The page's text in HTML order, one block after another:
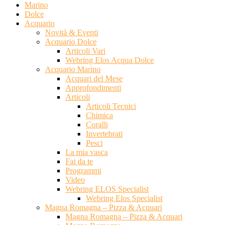
Marino
Dolce
Acquario
Novità & Eventi
Acquario Dolce
Articoli Vari
Webring Elos Acqua Dolce
Acquario Marino
Acquari del Mese
Approfondimenti
Articoli
Articoli Tecnici
Chimica
Coralli
Invertebrati
Pesci
La mia vasca
Fai da te
Programmi
Video
Webring ELOS Specialist
Webring Elos Specialist
Magna Romagna – Pizza & Acquari
Magna Romagna – Pizza & Acquari